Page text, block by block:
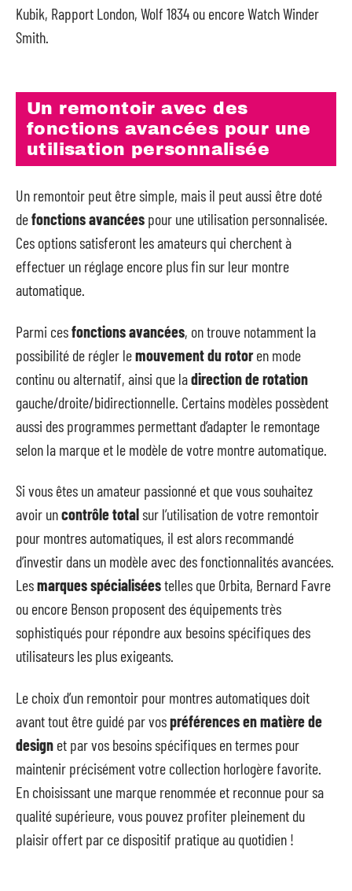
Kubik, Rapport London, Wolf 1834 ou encore Watch Winder
Smith.
Un remontoir avec des
fonctions avancées pour une
utilisation personnalisée
Un remontoir peut être simple, mais il peut aussi être doté
defonctions avancées pour une utilisation personnalisée.
Ces options satisferont les amateurs qui cherchent à
effectuer un réglage encore plus fin sur leur montre
automatique.
Parmi cesfonctions avancées, on trouve notamment la
possibilité de régler lemouvement du rotoren mode
continu ou alternatif, ainsi que ladirection de rotation
gauche/droite/bidirectionnelle. Certains modèles possèdent
aussi des programmes permettant d’adapter le remontage
selon la marque et le modèle de votre montre automatique.
Si vous êtes un amateur passionné et que vous souhaitez
avoir uncontrôle totalsur l’utilisation de votre remontoir
pour montres automatiques, il est alors recommandé
d’investir dans un modèle avec des fonctionnalités avancées.
Lesmarques spécialiséestelles que Orbita, Bernard Favre
ou encore Benson proposent des équipements très
sophistiqués pour répondre aux besoins spécifiques des
utilisateurs les plus exigeants.
Le choix d’un remontoir pour montres automatiques doit
avant tout être guidé par vospréférences en matière de
design et par vos besoins spécifiques en termes pour
maintenir précisément votre collection horlogère favorite.
En choisissant une marque renommée et reconnue pour sa
qualité supérieure, vous pouvez profiter pleinement du
plaisir offert par ce dispositif pratique au quotidien !